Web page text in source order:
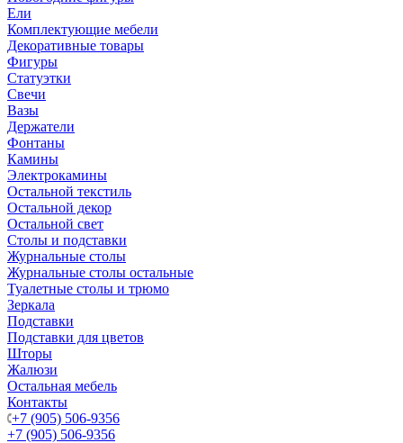
Ели
Комплектующие мебели
Декоративные товары
Фигуры
Статуэтки
Свечи
Вазы
Держатели
Фонтаны
Камины
Электрокамины
Остальной текстиль
Остальной декор
Остальной свет
Столы и подставки
Журнальные столы
Журнальные столы остальные
Туалетные столы и трюмо
Зеркала
Подставки
Подставки для цветов
Шторы
Жалюзи
Остальная мебель
Контакты
+7 (905) 506-9356
+7 (905) 506-9356